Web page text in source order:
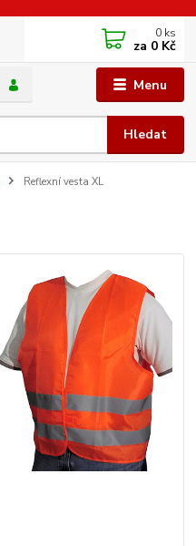
Menu
Hledat
0 ks
za 0 Kč
Reflexní vesta XL